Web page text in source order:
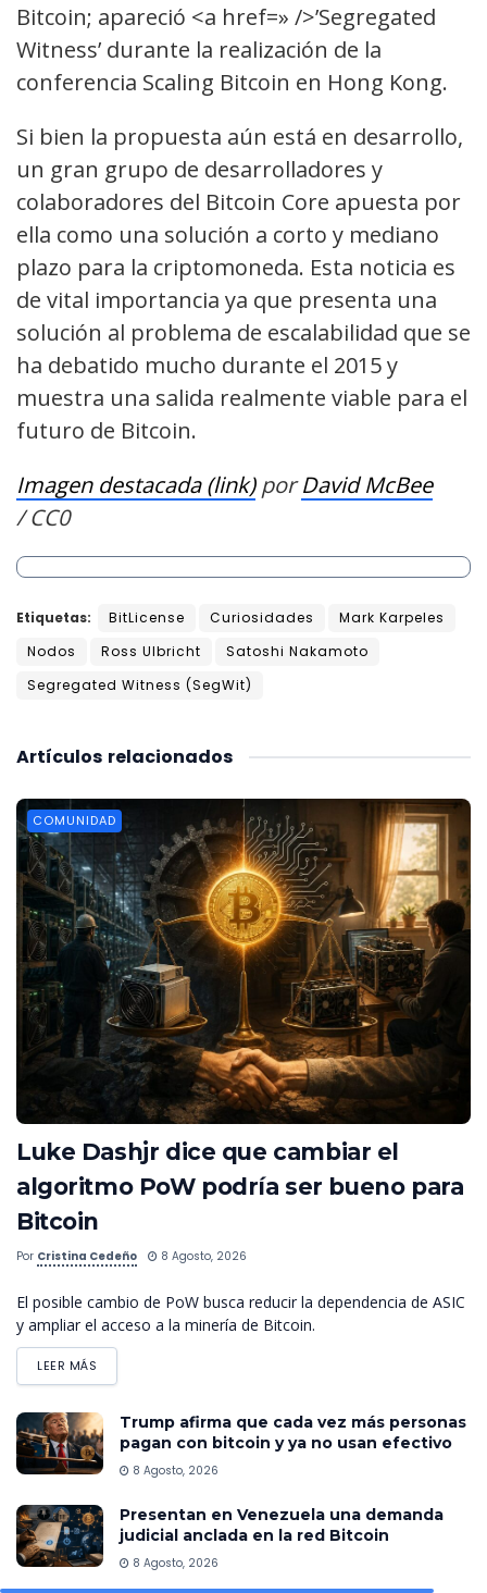
Bitcoin; apareció <a href=» />’Segregated
Witness’ durante la realización de la
conferencia Scaling Bitcoin en Hong Kong.
Si bien la propuesta aún está en desarrollo,
un gran grupo de desarrolladores y
colaboradores del Bitcoin Core apuesta por
ella como una solución a corto y mediano
plazo para la criptomoneda. Esta noticia es
de vital importancia ya que presenta una
solución al problema de escalabilidad que se
ha debatido mucho durante el 2015 y
muestra una salida realmente viable para el
futuro de Bitcoin.
Imagen destacada (link)porDavid McBee
/ CC0
Etiquetas: BitLicense Curiosidades
Mark Karpeles
Nodos
Ross Ulbricht
Satoshi Nakamoto
Segregated Witness (SegWit)
relacionados
Artículos
COMUNIDAD
Luke Dashjr dice que cambiar el
algoritmo PoW podría ser bueno para
Bitcoin
Por Cristina Cedeño 8 Agosto, 2026
El posible cambio de PoW busca reducir la dependencia de ASIC
y ampliar el acceso a la minería de Bitcoin.
LEER MÁS
Trump afirma que cada vez más personas
pagan con bitcoin y ya no usan efectivo
8 Agosto, 2026
Presentan en Venezuela una demanda
judicial anclada en la red Bitcoin
8 Agosto, 2026